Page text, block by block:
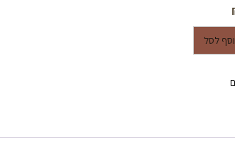
מעץ אורן- שישה תאים ושלוש דלתות (קיט מלא)
לסל